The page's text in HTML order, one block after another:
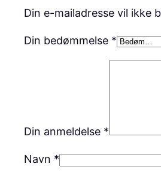
Din e-mailadresse vil ikke
Din bedømmelse *
Din anmeldelse *
Navn *